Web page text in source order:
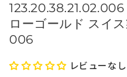
ローゴールド スイ
006
レビューなし